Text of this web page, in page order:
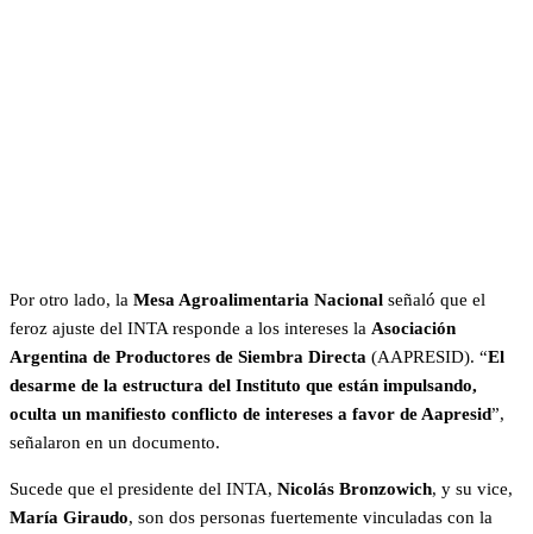
Por otro lado, la Mesa Agroalimentaria Nacional señaló que el
feroz ajuste del INTA responde a los intereses la Asociación
Argentina de Productores de Siembra Directa (AAPRESID). “El
desarme de la estructura del Instituto que están impulsando,
oculta un manifiesto conflicto de intereses a favor de Aapresid”,
señalaron en un documento.
Sucede que el presidente del INTA, Nicolás Bronzowich, y su vice,
María Giraudo, son dos personas fuertemente vinculadas con la